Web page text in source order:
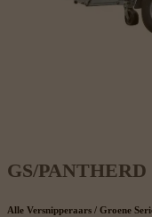
GS/PANTHERD
Alle Versnipperaars / Groene